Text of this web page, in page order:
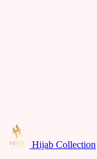
Hijab Collection